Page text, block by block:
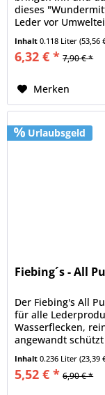
dieses
Leder vor
Inhalt0.118 Liter(53,56
6,32 € * 7,90 € *
Merken
Urlaubsgeld
Fiebing´s - All
Der Fiebing's All
für alle
Wasserflecken,
angewandt
Inhalt0.236 Liter(23,39
5,52 € * 6,90 € *